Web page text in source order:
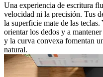
Una experiencia de escritura
velocidad ni la precisión. Tus
la superficie mate de las
orientar los dedos y a
y la curva convexa fomentan
natural.